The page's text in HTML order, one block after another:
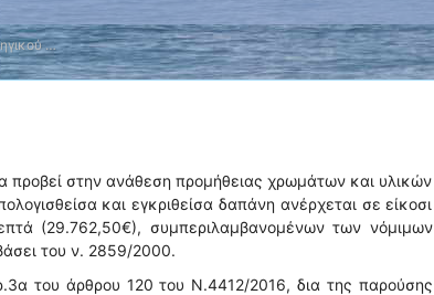
…
προβεί στην ανάθεση προμήθειας χρωμάτων και υλικών
και εγκριθείσα δαπάνη ανέρχεται σε είκοσι
(29.762,50€), συμπεριλαμβανομένων των νόμιμων
του ν. 2859/2000.
του άρθρου 120 του Ν.4412/2016, δια της παρούσης